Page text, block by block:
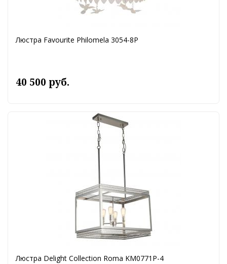
Люстра Favourite Philomela 3054-8P
40 500 руб.
Люстра Delight Collection Roma KM0771P-4